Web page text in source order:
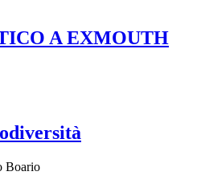
A EXMOUTH
Boario